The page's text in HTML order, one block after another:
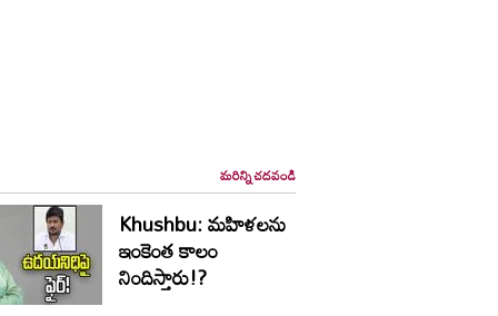
మరిన్ని చదవండి
Khushbu: మహిళలను
ఇంకెంత కాలం
నిందిస్తారు!?